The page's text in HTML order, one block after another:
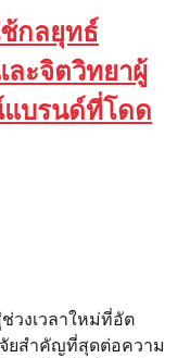
กลยุทธ์
ะจิตวิทยาผู้
บรนด์ที่โดด
วงเวลาใหม่ที่อัต
ยสำคัญที่สุดต่อความ